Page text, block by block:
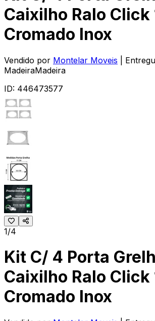
Caixilho Ralo Click
Cromado Inox
Vendido por Montelar Moveis
|
MadeiraMadeira
ID: 446473577
1/4
Kit C/ 4 Porta
Caixilho Ralo Click
Cromado Inox